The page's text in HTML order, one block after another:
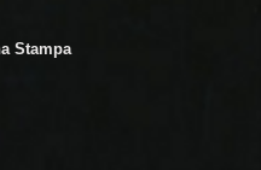
Stampa